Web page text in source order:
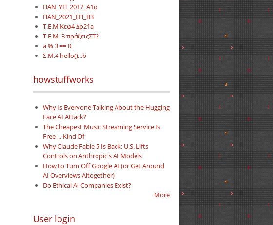
ΠΑΝ_ΥΠ_2017_Α1α
ΠΑΝ_2021_ΕΠ_Β3
T.E.M Κεφ4 Δρ21a
Τ.Ε.Μ. 3 πράξειςΣΤ2
a % 3 == 0
Σ.Μ.4 hello()...b
howstuffworks
Why Is Everyone Talking About the Hugging
Face AI Attack?
The Cheapest Music Streaming Service Is
Free ... Kind Of
Why Claude Fable 5 Is Back: U.S. Lifts
Controls on Anthropic's AI Models
How to Turn Off Google AI (or Get Around
AI Overviews Altogether)
Do Ethical AI Companies Exist?
More
User login